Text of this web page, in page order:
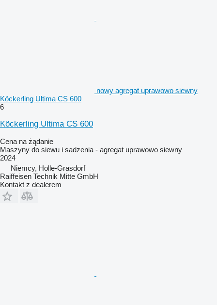
nowy agregat uprawowo siewny
Köckerling Ultima CS 600
6
Köckerling Ultima CS 600
Cena na żądanie
Maszyny do siewu i sadzenia - agregat uprawowo siewny
2024
Niemcy, Holle-Grasdorf
Raiffeisen Technik Mitte GmbH
Kontakt z dealerem